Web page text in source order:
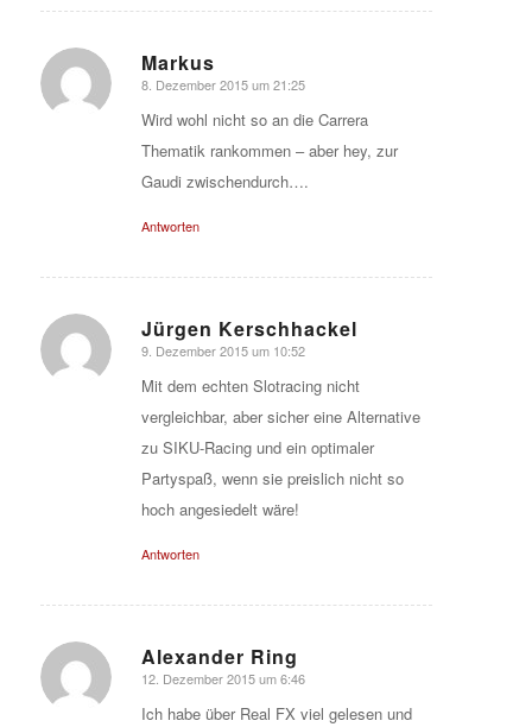
Markus
sagte:
8. Dezember 2015 um 21:25
Wird wohl nicht so an die Carrera
Thematik rankommen – aber hey, zur
Gaudi zwischendurch….
Antworten
Jürgen Kerschhackel
sagte:
9. Dezember 2015 um 10:52
Mit dem echten Slotracing nicht
vergleichbar, aber sicher eine Alternative
zu SIKU-Racing und ein optimaler
Partyspaß, wenn sie preislich nicht so
hoch angesiedelt wäre!
Antworten
Alexander Ring
sagte:
12. Dezember 2015 um 6:46
Ich habe über Real FX viel gelesen und